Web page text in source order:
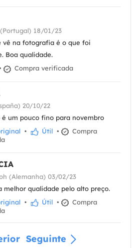
18/01/23
vê na fotografia é o que foi
Boa qualidade.
Compra verificada
20/10/22
é um pouco fino para novembro
• Útil •
Compra
(Alemanha) 03/02/23
melhor qualidade pelo alto preço.
• Útil •
Compra
Seguinte